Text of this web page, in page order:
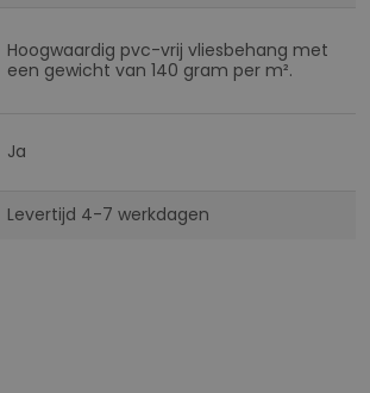
Hoogwaardig pvc-vrij vliesbehang met
een gewicht van 140 gram per m².
Ja
Levertijd 4-7 werkdagen